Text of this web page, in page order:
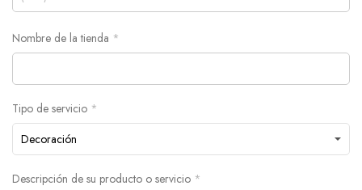
Nombre de la tienda *
Tipo de servicio *
Descripción de su producto o servicio *